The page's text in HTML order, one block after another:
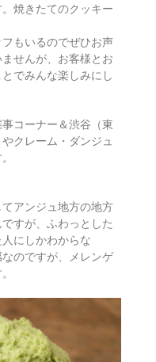
焼きたてのクッキー
もいるのでぜひお声
せんが、お客様とお
でみんな楽しみにし
コーナー＆渋谷（東
クレーム・ダンジュ
アンジュ地方の地方
すが、ふわっとした
にしかわからな
のですが、メレンゲ